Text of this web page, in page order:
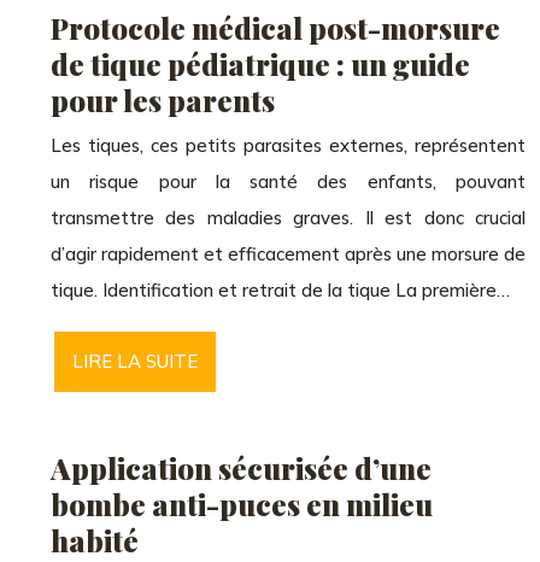
Protocole médical post-morsure
de tique pédiatrique : un guide
pour les parents
Les tiques, ces petits parasites externes, représentent
un risque pour la santé des enfants, pouvant
transmettre des maladies graves. Il est donc crucial
d’agir rapidement et efficacement après une morsure de
tique. Identification et retrait de la tique La première…
LIRE LA SUITE
Application sécurisée d’une
bombe anti-puces en milieu
habité